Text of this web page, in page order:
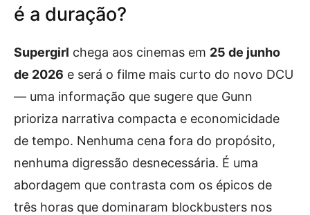
é a duração?
Supergirl chega aos cinemas em 25 de junho
de 2026 e será o filme mais curto do novo DCU
— uma informação que sugere que Gunn
prioriza narrativa compacta e economicidade
de tempo. Nenhuma cena fora do propósito,
nenhuma digressão desnecessária. É uma
abordagem que contrasta com os épicos de
três horas que dominaram blockbusters nos